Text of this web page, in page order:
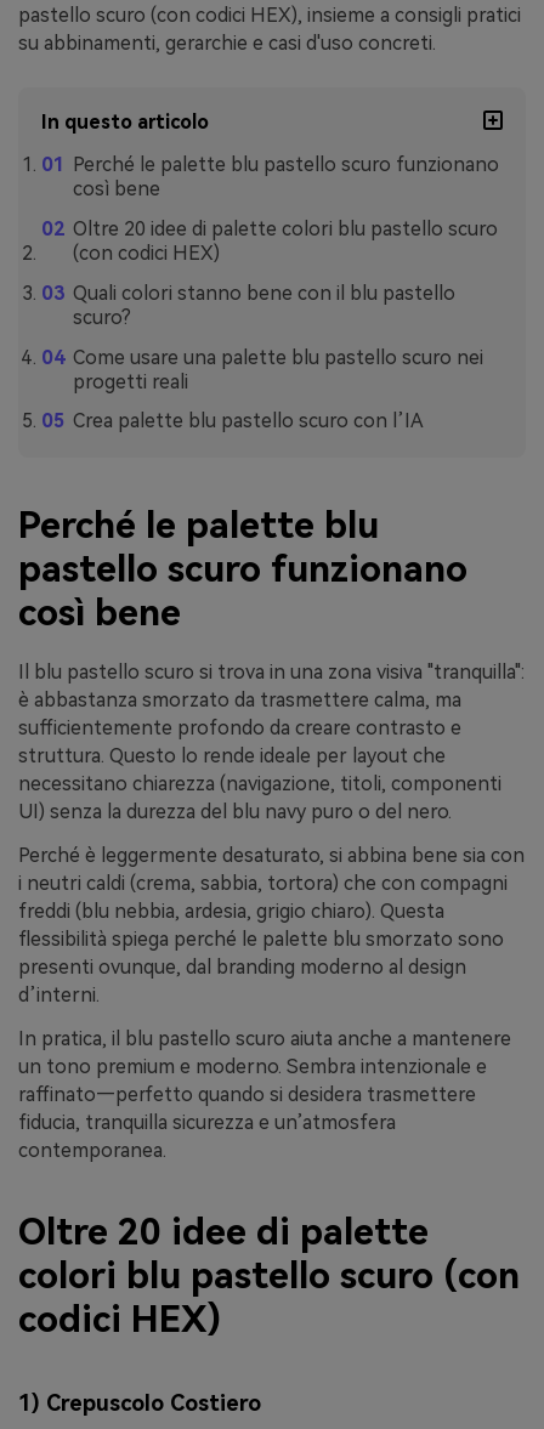
pastello scuro (con codici HEX), insieme a consigli pratici
su abbinamenti, gerarchie e casi d'uso concreti.
In questo articolo
Perché le palette blu pastello scuro funzionano
così bene
Oltre 20 idee di palette colori blu pastello scuro
(con codici HEX)
Quali colori stanno bene con il blu pastello
scuro?
Come usare una palette blu pastello scuro nei
progetti reali
Crea palette blu pastello scuro con l’IA
Perché le palette blu
pastello scuro funzionano
così bene
Il blu pastello scuro si trova in una zona visiva "tranquilla":
è abbastanza smorzato da trasmettere calma, ma
sufficientemente profondo da creare contrasto e
struttura. Questo lo rende ideale per layout che
necessitano chiarezza (navigazione, titoli, componenti
UI) senza la durezza del blu navy puro o del nero.
Perché è leggermente desaturato, si abbina bene sia con
i neutri caldi (crema, sabbia, tortora) che con compagni
freddi (blu nebbia, ardesia, grigio chiaro). Questa
flessibilità spiega perché le palette blu smorzato sono
presenti ovunque, dal branding moderno al design
d’interni.
In pratica, il blu pastello scuro aiuta anche a mantenere
un tono premium e moderno. Sembra intenzionale e
raffinato—perfetto quando si desidera trasmettere
fiducia, tranquilla sicurezza e un’atmosfera
contemporanea.
Oltre 20 idee di palette
colori blu pastello scuro (con
codici HEX)
1) Crepuscolo Costiero